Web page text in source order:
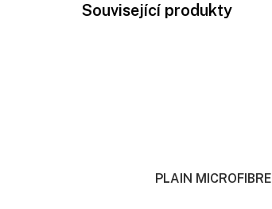
Související produkty
PLAIN MICROFIBRE